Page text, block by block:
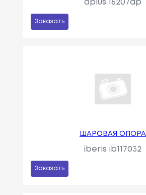
aplus 16207ap
Заказать
ШАРОВАЯ ОПОРА
iberis ib117032
Заказать